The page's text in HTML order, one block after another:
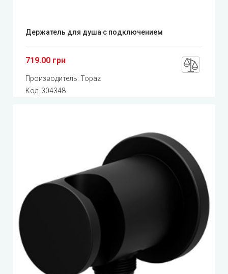
Держатель для душа с подключением
719.00 грн
Производитель: Topaz
Код: 304348